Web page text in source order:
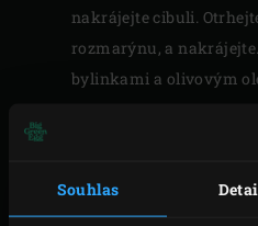
Souhlas
nakrájejte cibuli.
rozmarýnu, a
bylinkami a olivovým